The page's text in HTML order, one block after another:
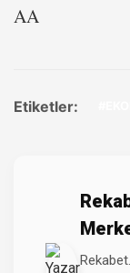
AA
Etiketler: